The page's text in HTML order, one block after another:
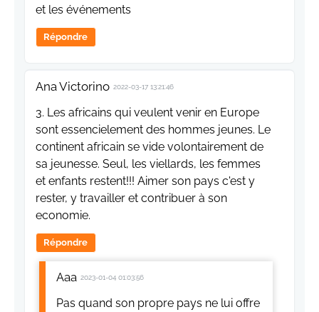
et les événements
Répondre
Ana Victorino 2022-03-17 13:21:46
3. Les africains qui veulent venir en Europe
sont essencielement des hommes jeunes. Le
continent africain se vide volontairement de
sa jeunesse. Seul, les viellards, les femmes
et enfants restent!!! Aimer son pays c'est y
rester, y travailler et contribuer à son
economie.
Répondre
Aaa 2023-01-04 01:03:56
Pas quand son propre pays ne lui offre